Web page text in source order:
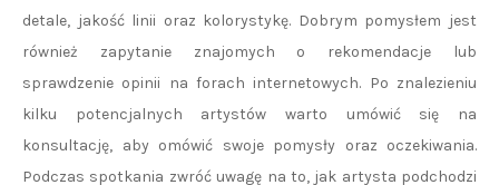
detale, jakość linii oraz kolorystykę. Dobrym pomysłem jest
również zapytanie znajomych o rekomendacje lub
sprawdzenie opinii na forach internetowych. Po znalezieniu
kilku potencjalnych artystów warto umówić się na
konsultację, aby omówić swoje pomysły oraz oczekiwania.
Podczas spotkania zwróć uwagę na to, jak artysta podchodzi